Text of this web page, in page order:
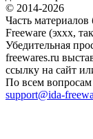
© 2014-2026
Часть материалов
Freeware (эххх,
Убедительная
freewares.ru
ссылку на сайт
По всем
support@ida-